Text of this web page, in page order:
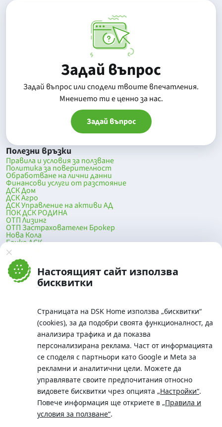
Настоящият сайт използва
бисквитки
Страницата на DSK Home използва „бисквитки“
(cookies), за да подобри своята функционалност, да
анализира трафика и да показва
персонализирана реклама. Част от информацията
се споделя с партньори като Google и Meta за
рекламни и аналитични цели. Можете да
управлявате своите предпочитания относно
видовете бисквитки чрез опцията „Настройки“.
Повече информация ще откриете в „Правила и
условия за ползване“.
Задай въпрос
Задай въпрос или сподели твоите впечатления.
Mнението ти е ценно за нас.
Задай въпрос
Полезни връзки
Правила и условия за ползване
Политика за поверителност
Обработване на лични данни
Финансови услуги от разстояние
ДСК Дом
ДСК Агро
ДСК Управление на активи АД
ПОК ДСК РОДИНА
ОТП Лизинг
ОТП Застрахователен Брокер
Нова Кола
Банка ДСК
DSK Mobile
Оферти за продажба от Банка ДСК
Клонова мрежа и банкомати
До началото на страницата
Телефон:
0700 10 375 / *2375
Московска No.19 / ул. Г. Бенковски No. 5, София 1036
SWIFT/BIC: